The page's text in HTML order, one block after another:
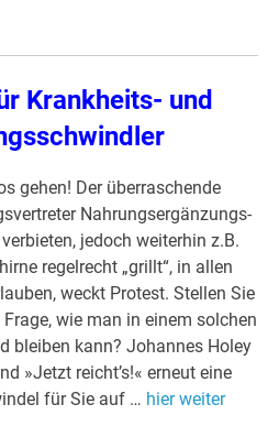
Krankheits- und
gehen! Der überraschende
Nahrungsergänzungs-
jedoch weiterhin z.B.
regelrecht „grillt“, in allen
weckt Protest. Stellen Sie
wie man in einem solchen
bleiben kann? Johannes Holey
»Jetzt reicht’s!« erneut eine
für Sie auf … hier weiter